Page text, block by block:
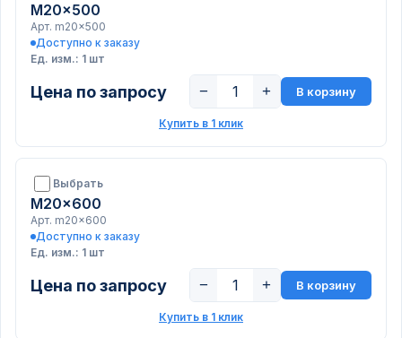
M20x500
Арт. m20x500
Доступно к заказу
Ед. изм.: 1 шт
Цена по запросу − + В корзину
Купить в 1 клик
Выбрать
M20x600
Арт. m20x600
Доступно к заказу
Ед. изм.: 1 шт
Цена по запросу − + В корзину
Купить в 1 клик